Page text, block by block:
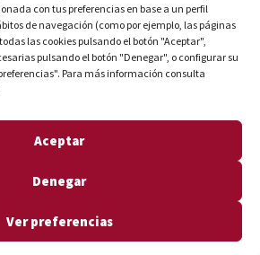
con tus preferencias en base a un perfil
de navegación (como por ejemplo, las páginas
las cookies pulsando el botón "Aceptar",
pulsando el botón "Denegar", o configurar su
Para más información consulta
Aceptar
Denegar
Ver preferencias
Aviso legal
Política de cookies
de accesibilidad